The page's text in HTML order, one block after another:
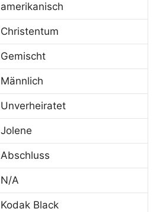
amerikanisch
Christentum
Gemischt
Männlich
Unverheiratet
Jolene
Abschluss
N/A
Kodak Black